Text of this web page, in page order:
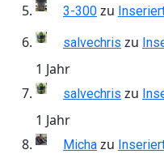
3-300 zu
salvechris zu
1 Jahr
salvechris zu
1 Jahr
Micha zu